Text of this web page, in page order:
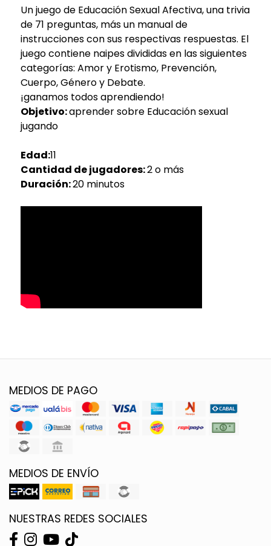
Un juego de Educación Sexual Afectiva, una trivia
de 71 preguntas, más un manual de
instrucciones con sus respectivas respuestas. El
juego contiene naipes divididas en las siguientes
categorías: Amor y Erotismo, Prevención,
Cuerpo, Género y Debate.
¡ganamos todos aprendiendo!
Objetivo:aprender sobre Educación sexual
jugando
Edad:11
Cantidad de jugadores:2 o más
Duración:20 minutos
MEDIOS DE PAGO
MEDIOS DE ENVÍO
NUESTRAS REDES SOCIALES